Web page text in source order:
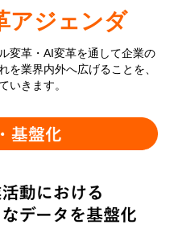
アジェンダ
変革・AI変革を通して企業の
を業界内外へ広げることを、
いきます。